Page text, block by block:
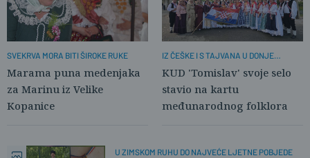
SVEKRVA MORA BITI ŠIROKE RUKE
Marama puna medenjaka
za Marinu iz Velike
Kopanice
IZ ČEŠKE I S TAJVANA U DONJE
KUD 'Tomislav' svoje selo
stavio na kartu
međunarodnog folklora
U ZIMSKOM RUHU DO NAJVEĆE LJETNE POBJEDE